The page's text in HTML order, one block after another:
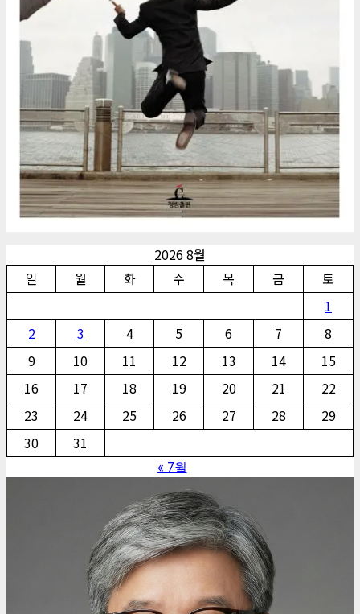
2026 8월
일
월 화 수 목 금
토
1
2
3 4 5 6 7
8
9
10 11 12 13 14
15
16
17 18 19 20 21
22
23
24 25 26 27 28
29
30
31
« 7월